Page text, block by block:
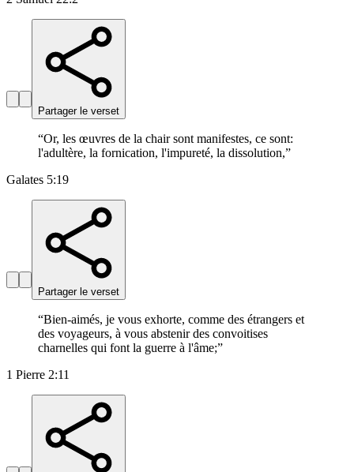
Partager le verset
“Or, les œuvres de la chair sont manifestes, ce sont:
l'adultère, la fornication, l'impureté, la dissolution,”
Galates 5:19
Partager le verset
“Bien-aimés, je vous exhorte, comme des étrangers et
des voyageurs, à vous abstenir des convoitises
charnelles qui font la guerre à l'âme;”
1 Pierre 2:11